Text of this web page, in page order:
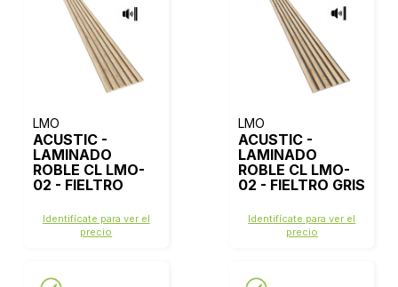
LMO
ACUSTIC -
LAMINADO
ROBLE CL LMO-
02 - FIELTRO
Identifícate para ver el
precio
LMO
ACUSTIC -
LAMINADO
ROBLE CL LMO-
02 - FIELTRO GRIS
Identifícate para ver el
precio